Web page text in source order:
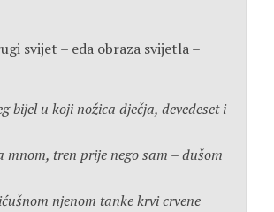
svijet – eda obraza svijetla –
bijel u koji nožica dječja, devedeset i
mnom, tren prije nego sam – dušom
njenom tanke krvi crvene